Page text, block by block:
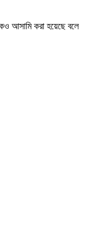
আসামি করা হয়েছে বলে